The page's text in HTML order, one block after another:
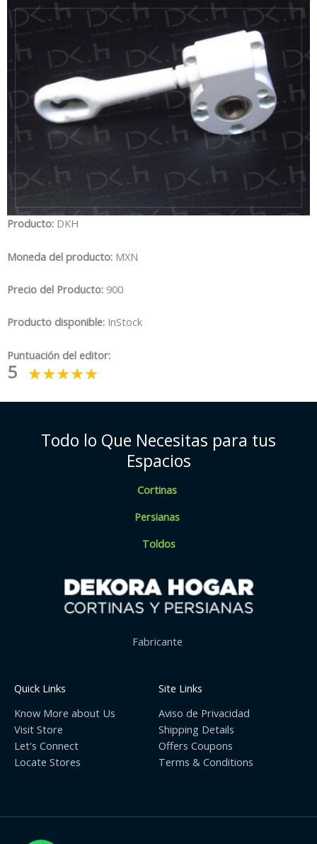
Producto: DKH
Moneda del producto: MXN
Precio del Producto: 900
Producto disponible: InStock
Puntuación del editor:
5
Todo lo Que Necesitas para tus
Espacios
Cortinas
Persianas
Toldos
Fabricante
Quick Links
Know More about Us
Visit Store
Let's Connect
Locate Stores
Site Links
Aviso de Privacidad
Shipping Details
Offers Coupons
Terms & Conditions